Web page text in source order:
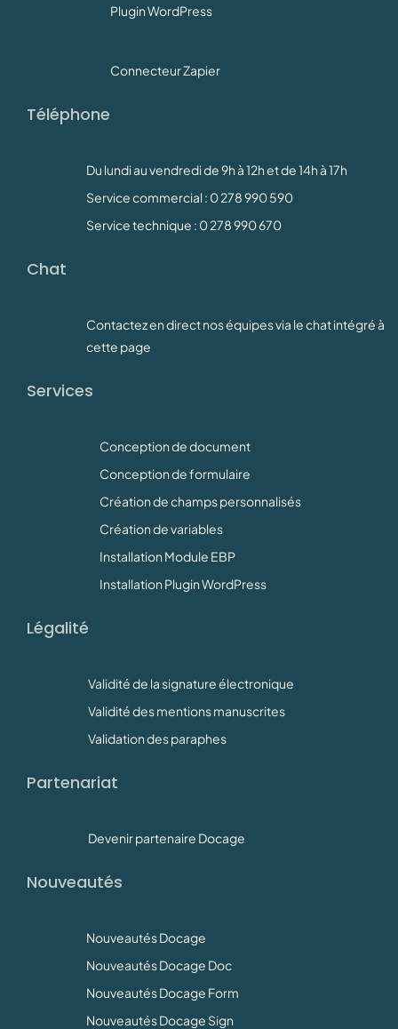
Plugin WordPress
Connecteur Zapier
Téléphone
Du lundi au vendredi de 9h à 12h et de 14h à 17h
Service commercial : 0 278 990 590
Service technique : 0 278 990 670
Chat
Contactez en direct nos équipes via le chat intégré à
cette page
Services
Conception de document
Conception de formulaire
Création de champs personnalisés
Création de variables
Installation Module EBP
Installation Plugin WordPress
Légalité
Validité de la signature électronique
Validité des mentions manuscrites
Validation des paraphes
Partenariat
Devenir partenaire Docage
Nouveautés
Nouveautés Docage
Nouveautés Docage Doc
Nouveautés Docage Form
Nouveautés Docage Sign